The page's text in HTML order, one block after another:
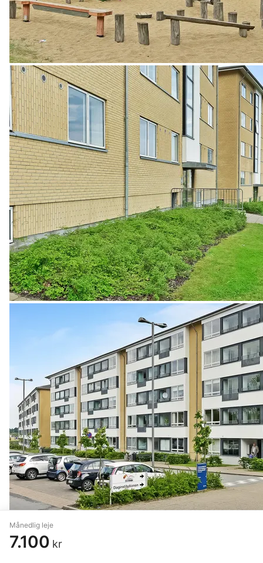
Månedlig leje
7.100 kr